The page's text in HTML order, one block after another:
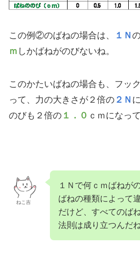
この例②のばねの場合は、 １Ｎ
ｍ しかばねがのびないね。
このかたいばねの場合も、フッ
って、力の大きさが２倍の２Ｎ
のびも２倍の１．０ ｃｍになっ
ねこ吉
１Ｎで何ｃｍばねが
ばねの種類によって
だけど、すべてのば
法則は成り立つんだね